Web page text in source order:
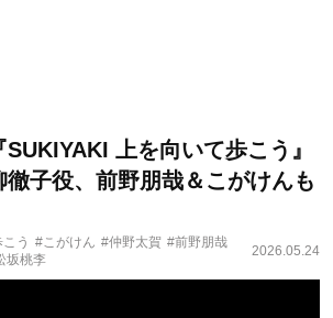
上を向いて歩こう』
子役、前野朋哉＆こがけんも
う #こがけん #仲野太賀 #前野朋哉
坂桃李
2026.05.24